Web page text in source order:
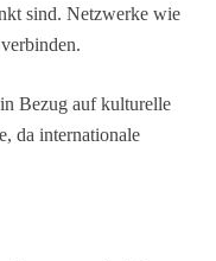
sind. Netzwerke wie
Bezug auf kulturelle
da internationale